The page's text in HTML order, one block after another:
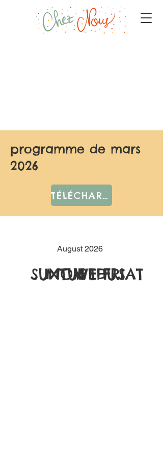
programme de mars
2026
TÉLÉCHARGER
August 2026
SUNMON
TUEWED
THU
FRISAT